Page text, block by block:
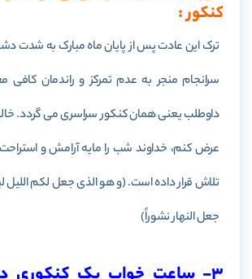
کنکور :
ترک این عادت پس از پایان ماه مبارک به شدت
سرانجام منجر به عدم تمرکز و راندمان کافی
داوطلب یعنی همان کنکور سراسری می گردد.
عرض کنم، خداوند شب را مایه آرامش و
تلاش قرار داده است. (و هو الذی جعل لکم اللیل
جعل النهار نشوراً)